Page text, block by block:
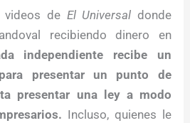
de El Universal donde
recibiendo dinero en
independiente recibe un
presentar un punto de
presentar una ley a modo
Incluso, quienes le